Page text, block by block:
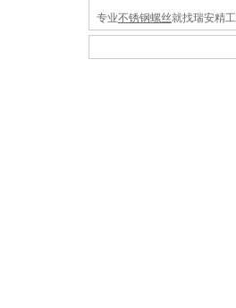
专业不锈钢螺丝就找瑞安精